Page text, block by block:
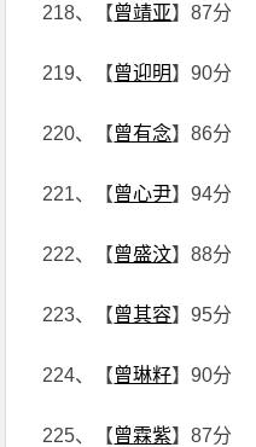
218、【曾靖亚】87分
219、【曾迎明】90分
220、【曾有念】86分
221、【曾心尹】94分
222、【曾盛汶】88分
223、【曾其容】95分
224、【曾琳籽】90分
225、【曾霖紫】87分